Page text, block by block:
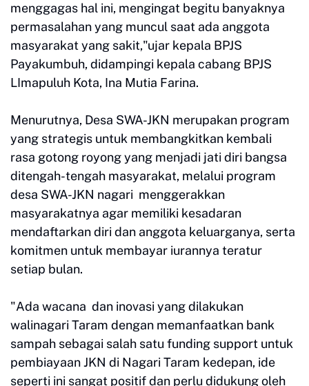
menggagas hal ini, mengingat begitu banyaknya
permasalahan yang muncul saat ada anggota
masyarakat yang sakit,"ujar kepala BPJS
Payakumbuh, didampingi kepala cabang BPJS
LImapuluh Kota, Ina Mutia Farina.
Menurutnya, Desa SWA-JKN merupakan program
yang strategis untuk membangkitkan kembali
rasa gotong royong yang menjadi jati diri bangsa
ditengah-tengah masyarakat, melalui program
desa SWA-JKN nagari menggerakkan
masyarakatnya agar memiliki kesadaran
mendaftarkan diri dan anggota keluarganya, serta
komitmen untuk membayar iurannya teratur
setiap bulan.
"Ada wacana dan inovasi yang dilakukan
walinagari Taram dengan memanfaatkan bank
sampah sebagai salah satu funding support untuk
pembiayaan JKN di Nagari Taram kedepan, ide
seperti ini sangat positif dan perlu didukung oleh